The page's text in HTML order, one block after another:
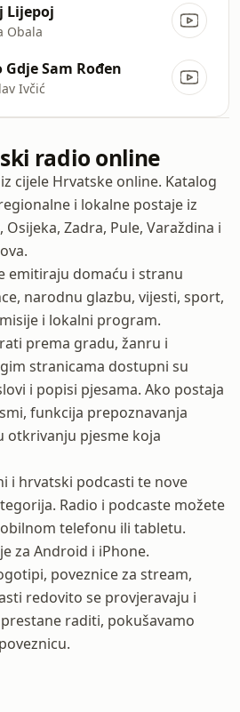
Lijepoj
Obala
Gdje Sam Rođen
Ivčić
radio online
cijele Hrvatske online. Katalog
i lokalne postaje iz
Osijeka, Zadra, Pule, Varaždina i
emitiraju domaću i stranu
narodnu glazbu, vijesti, sport,
i lokalni program.
prema gradu, žanru i
stranicama dostupni su
i popisi pjesama. Ako postaja
funkcija prepoznavanja
otkrivanju pjesme koja
i hrvatski podcasti te nove
Radio i podcaste možete
telefonu ili tabletu.
za Android i iPhone.
poveznice za stream,
redovito se provjeravaju i
raditi, pokušavamo